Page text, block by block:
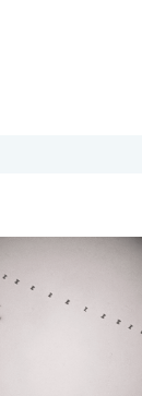
. pátek 20.
stanice před